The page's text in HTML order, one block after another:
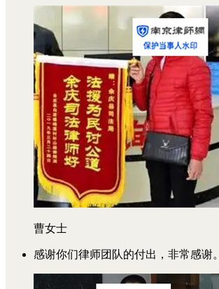
曹女士
感谢你们律师团队的付出，非常感谢。